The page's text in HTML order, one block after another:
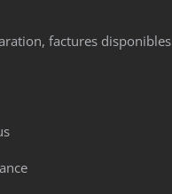
factures disponibles